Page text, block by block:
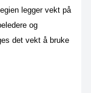
legger vekt på
og
det vekt å bruke